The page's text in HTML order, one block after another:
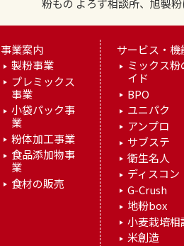
粉もの よろず相談所、旭製粉
事業案内
製粉事業
プレミックス
事業
小袋パック事
業
粉体加工事業
食品添加物事
業
食材の販売
サービス・機
ミックス粉
イド
BPO
ユニパク
アンプロ
サブステ
衛生名人
ディスコン
G-Crush
地粉box
小麦栽培相
米創造